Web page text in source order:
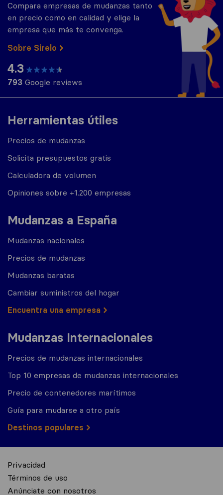
Herramientas útiles
Precios de mudanzas
Solicita presupuestos gratis
Calculadora de volumen
Opiniones sobre +1.200 empresas
Mudanzas a España
Mudanzas nacionales
Precios de mudanzas
Mudanzas baratas
Cambiar suministros del hogar
Encuentra una empresa
Mudanzas Internacionales
Precios de mudanzas internacionales
Top 10 empresas de mudanzas internacionales
Precio de contenedores marítimos
Guía para mudarse a otro país
Destinos populares
Compara empresas de mudanzas tanto
en precio como en calidad y elige la
empresa que más te convenga.
Sobre Sirelo
4.3
793 Google reviews
Privacidad
Términos de uso
Anúnciate con nosotros